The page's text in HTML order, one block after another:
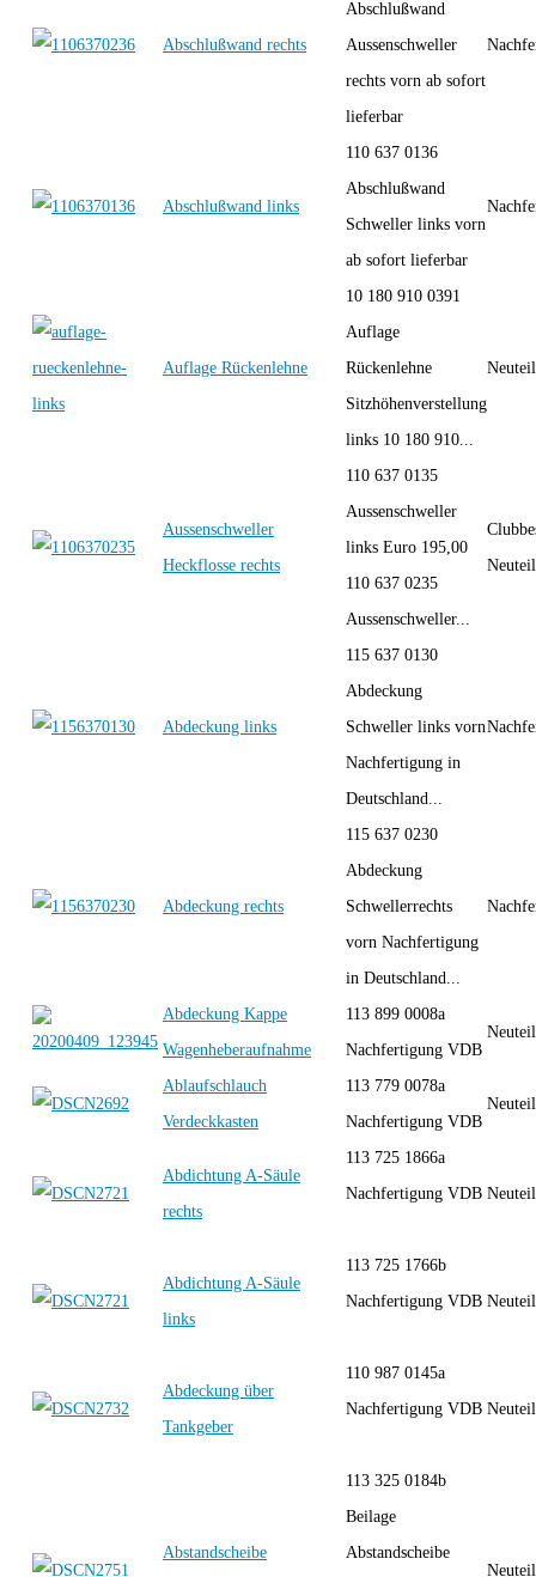
Abschlußwand rechts
Abschlußwand
Aussenschweller
rechts vorn ab sofort
lieferbar
Abschlußwand links
110 637 0136
Abschlußwand
Schweller links vorn
ab sofort lieferbar
Auflage Rückenlehne
10 180 910 0391
Auflage
Rückenlehne
Sitzhöhenverstellung
links 10 180 910...
Aussenschweller
Heckflosse rechts
110 637 0135
Aussenschweller
links Euro 195,00
110 637 0235
Aussenschweller...
Abdeckung links
115 637 0130
Abdeckung
Schweller links vorn
Nachfertigung in
Deutschland...
Abdeckung rechts
115 637 0230
Abdeckung
Schwellerrechts
vorn Nachfertigung
in Deutschland...
Abdeckung Kappe
Wagenheberaufnahme
113 899 0008a
Nachfertigung VDB
Ablaufschlauch
Verdeckkasten
113 779 0078a
Nachfertigung VDB
Abdichtung A-Säule
rechts
113 725 1866a
Nachfertigung VDB
Abdichtung A-Säule
links
113 725 1766b
Nachfertigung VDB
Abdeckung über
Tankgeber
110 987 0145a
Nachfertigung VDB
Abstandscheibe
113 325 0184b
Beilage
Abstandscheibe